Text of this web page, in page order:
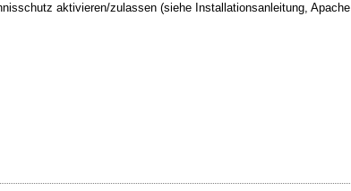
aktivieren/zulassen (siehe Installationsanleitung, Apache